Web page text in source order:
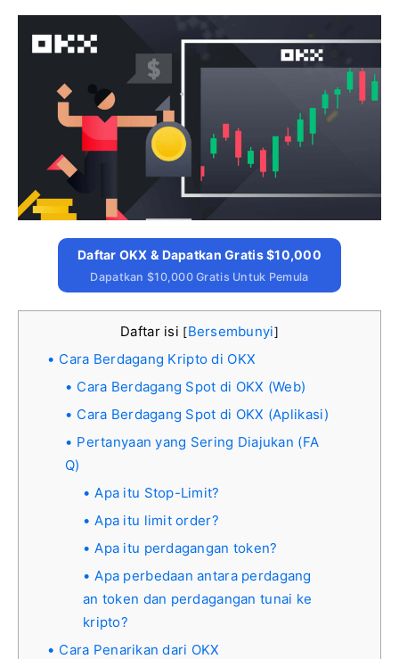
Daftar OKX & Dapatkan Gratis $10,000
Dapatkan $10,000 Gratis Untuk Pemula
Daftar isi [Bersembunyi]
Cara Berdagang Kripto di OKX
Cara Berdagang Spot di OKX (Web)
Cara Berdagang Spot di OKX (Aplikasi)
Pertanyaan yang Sering Diajukan (FA
Q)
Apa itu Stop-Limit?
Apa itu limit order?
Apa itu perdagangan token?
Apa perbedaan antara perdagang
an token dan perdagangan tunai ke
kripto?
Cara Penarikan dari OKX